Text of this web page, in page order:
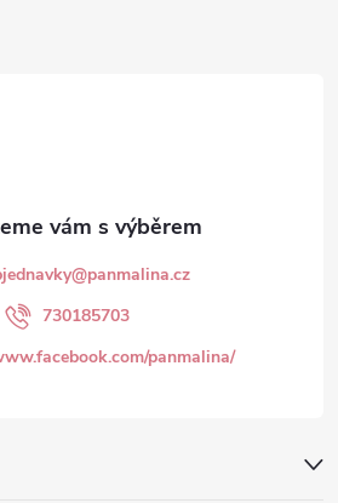
@panmalina.cz
730185703
panmalina/